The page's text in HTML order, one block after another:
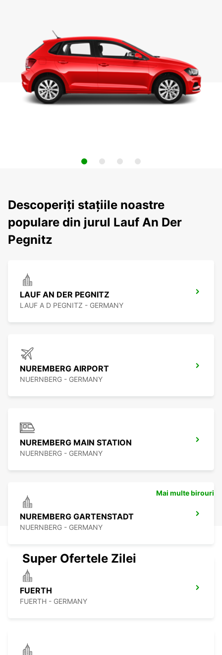
Descoperiți stațiile noastre
populare din jurul Lauf An Der
Pegnitz
LAUF AN DER PEGNITZ
LAUF A D PEGNITZ - GERMANY
NUREMBERG AIRPORT
NUERNBERG - GERMANY
NUREMBERG MAIN STATION
NUERNBERG - GERMANY
NUREMBERG GARTENSTADT
NUERNBERG - GERMANY
FUERTH
FUERTH - GERMANY
Mai multe birouri
Super Ofertele Zilei